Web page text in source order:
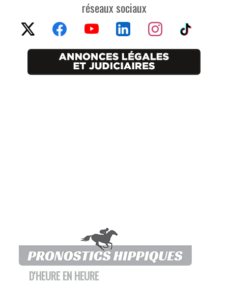
réseaux sociaux
D'HEURE EN HEURE